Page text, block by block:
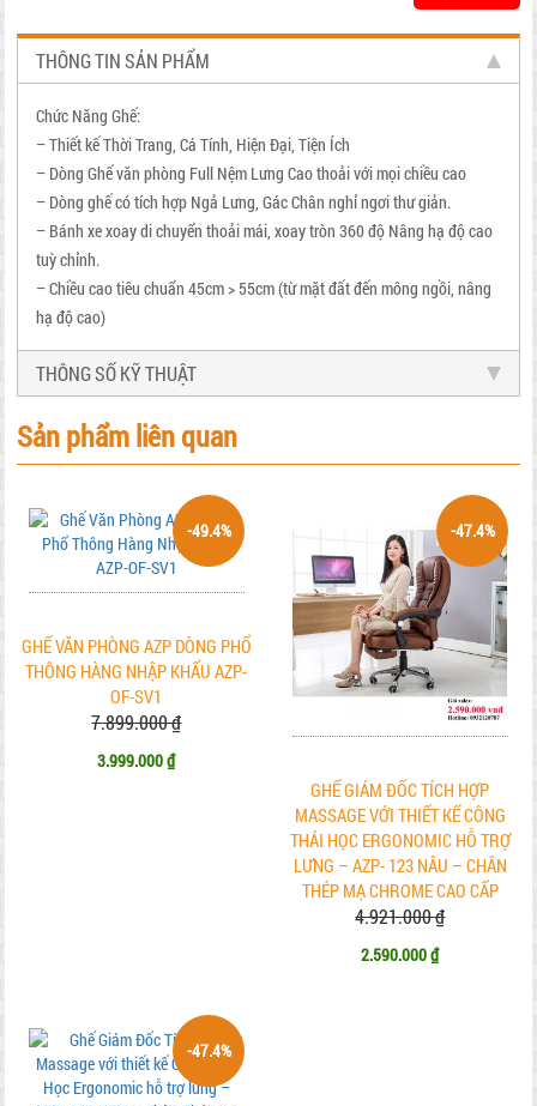
THÔNG TIN SẢN PHẨM
Chức Năng Ghế:
– Thiết kế Thời Trang, Cá Tính, Hiện Đại, Tiện Ích
– Dòng Ghế văn phòng Full Nệm Lưng Cao thoải với mọi chiều cao
– Dòng ghế có tích hợp Ngả Lưng, Gác Chân nghỉ ngơi thư giản.
– Bánh xe xoay di chuyển thoải mái, xoay tròn 360 độ Nâng hạ độ cao
tuỳ chỉnh.
– Chiều cao tiêu chuẩn 45cm > 55cm (từ mặt đất đến mông ngồi, nâng
hạ độ cao)
THÔNG SỐ KỸ THUẬT
Sản phẩm liên quan
GHẾ VĂN PHÒNG AZP DÒNG PHỔ
THÔNG HÀNG NHẬP KHẨU AZP-
OF-SV1
7.899.000 ₫
3.999.000 ₫
-49.4%
GHẾ GIÁM ĐỐC TÍCH HỢP
MASSAGE VỚI THIẾT KẾ CÔNG
THÁI HỌC ERGONOMIC HỖ TRỢ
LƯNG – AZP- 123 NÂU – CHÂN
THÉP MẠ CHROME CAO CẤP
4.921.000 ₫
2.590.000 ₫
-47.4%
-47.4%